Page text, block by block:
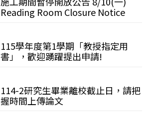
Reading Room Closure Notice
115學年度第1學期「教授指定用
書」，歡迎踴躍提出申請!
114-2研究生畢業離校截止日，請把
握時間上傳論文